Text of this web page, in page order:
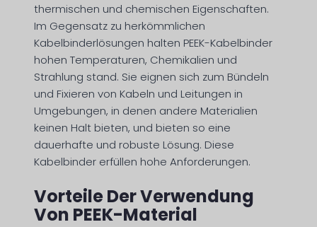
thermischen und chemischen Eigenschaften.
Im Gegensatz zu herkömmlichen
Kabelbinderlösungen halten PEEK-Kabelbinder
hohen Temperaturen, Chemikalien und
Strahlung stand. Sie eignen sich zum Bündeln
und Fixieren von Kabeln und Leitungen in
Umgebungen, in denen andere Materialien
keinen Halt bieten, und bieten so eine
dauerhafte und robuste Lösung. Diese
Kabelbinder erfüllen hohe Anforderungen.
Vorteile Der Verwendung
Von PEEK-Material